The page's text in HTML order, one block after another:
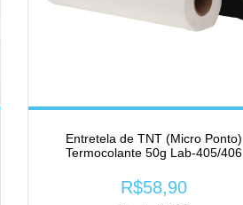
Entretela de TNT (Micro Ponto)
Termocolante 50g Lab-405/406
R$58,90